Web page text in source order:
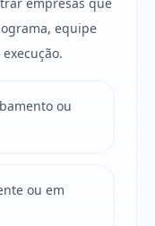
equipe
ou
ou em